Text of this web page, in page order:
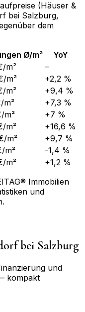
(Häuser &
bei Salzburg,
dem
Ø/m²
YoY
m²
–
m²
+2,2 %
m²
+9,4 %
m²
+7,3 %
m²
+7 %
m²
+16,6 %
m²
+9,7 %
m²
-1,4 %
m²
+1,2 %
Immobilien
und
bei Salzburg
und
kompakt